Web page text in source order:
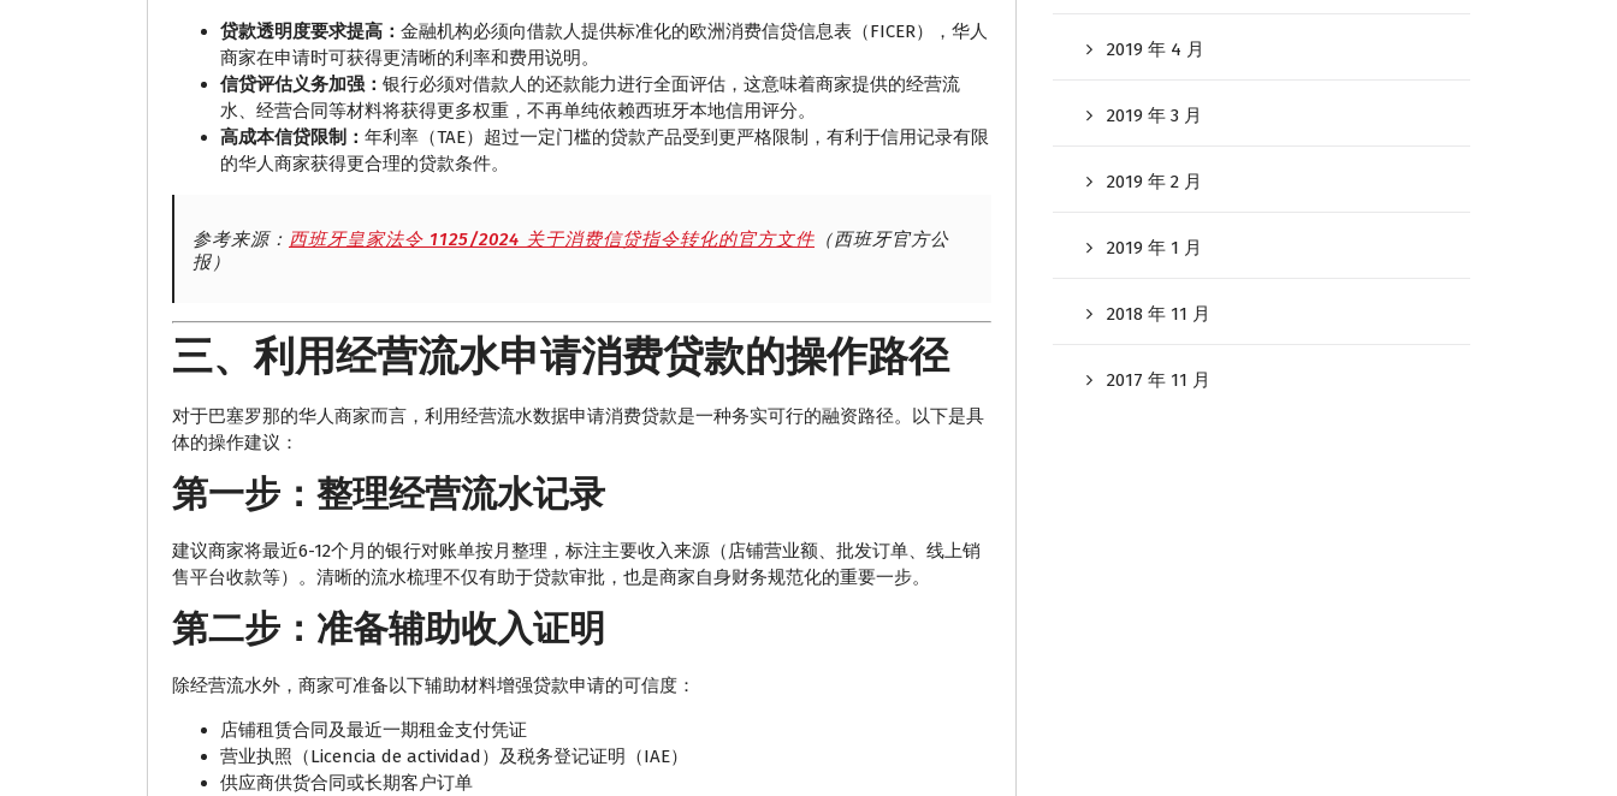
贷款透明度要求提高： 金融机构必须向借款人提供标准化的欧洲消费信贷信息表（FICER），华人
商家在申请时可获得更清晰的利率和费用说明。
信贷评估义务加强： 银行必须对借款人的还款能力进行全面评估，这意味着商家提供的经营流
水、经营合同等材料将获得更多权重，不再单纯依赖西班牙本地信用评分。
高成本信贷限制： 年利率（TAE）超过一定门槛的贷款产品受到更严格限制，有利于信用记录有限
的华人商家获得更合理的贷款条件。
参考来源： 西班牙皇家法令 1125/2024 关于消费信贷指令转化的官方文件 （西班牙官方公
报）
三、利用经营流水申请消费贷款的操作路径
对于巴塞罗那的华人商家而言，利用经营流水数据申请消费贷款是一种务实可行的融资路径。以下是具
体的操作建议：
第一步：整理经营流水记录
建议商家将最近6-12个月的银行对账单按月整理，标注主要收入来源（店铺营业额、批发订单、线上销
售平台收款等）。清晰的流水梳理不仅有助于贷款审批，也是商家自身财务规范化的重要一步。
第二步：准备辅助收入证明
除经营流水外，商家可准备以下辅助材料增强贷款申请的可信度：
店铺租赁合同及最近一期租金支付凭证
营业执照（Licencia de actividad）及税务登记证明（IAE）
供应商供货合同或长期客户订单
2019 年 4 月
2019 年 3 月
2019 年 2 月
2019 年 1 月
2018 年 11 月
2017 年 11 月